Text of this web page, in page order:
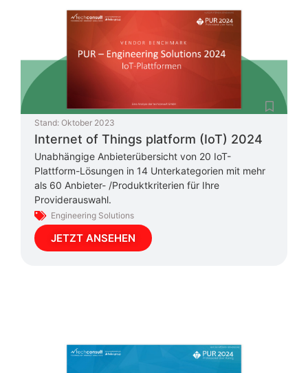
Stand: Oktober 2023
Internet of Things platform (IoT) 2024
Unabhängige Anbieterübersicht von 20 IoT-
Plattform-Lösungen in 14 Unterkategorien mit mehr
als 60 Anbieter- /Produktkriterien für Ihre
Providerauswahl.
Engineering Solutions
JETZT ANSEHEN